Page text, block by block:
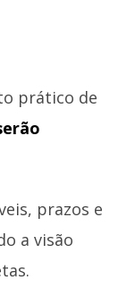
prático de
prazos e
a visão